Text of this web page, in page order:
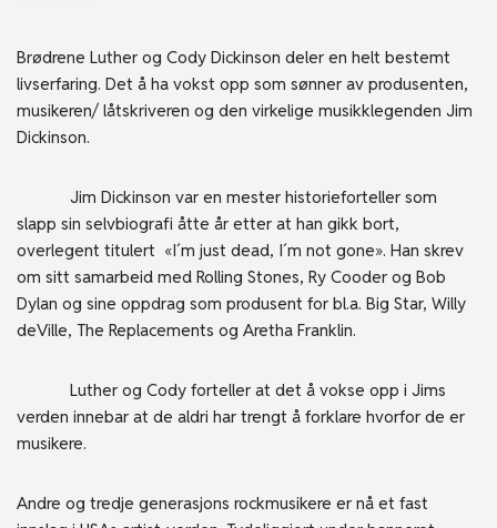
Brødrene Luther og Cody Dickinson deler en helt bestemt
livserfaring. Det å ha vokst opp som sønner av produsenten,
musikeren/ låtskriveren og den virkelige musikklegenden Jim
Dickinson.
Jim Dickinson var en mester historieforteller som
slapp sin selvbiografi åtte år etter at han gikk bort,
overlegent titulert «I´m just dead, I´m not gone». Han skrev
om sitt samarbeid med Rolling Stones, Ry Cooder og Bob
Dylan og sine oppdrag som produsent for bl.a. Big Star, Willy
deVille, The Replacements og Aretha Franklin.
Luther og Cody forteller at det å vokse opp i Jims
verden innebar at de aldri har trengt å forklare hvorfor de er
musikere.
Andre og tredje generasjons rockmusikere er nå et fast